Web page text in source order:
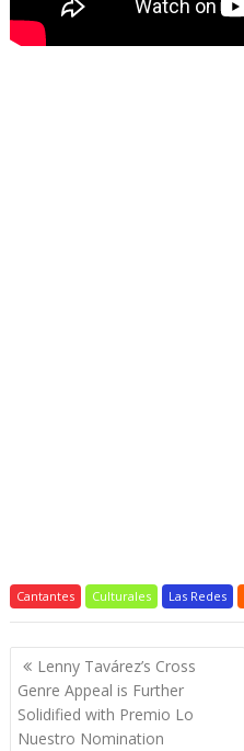
Cantantes Culturales Las Redes
Navegación
de
entradas
Lenny Tavárez’s Cross
Genre Appeal is Further
Solidified with Premio Lo
Nuestro Nomination